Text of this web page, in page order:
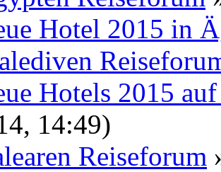
Hotel 2015 in
Hotels 2015
14:49)
Reiseforum